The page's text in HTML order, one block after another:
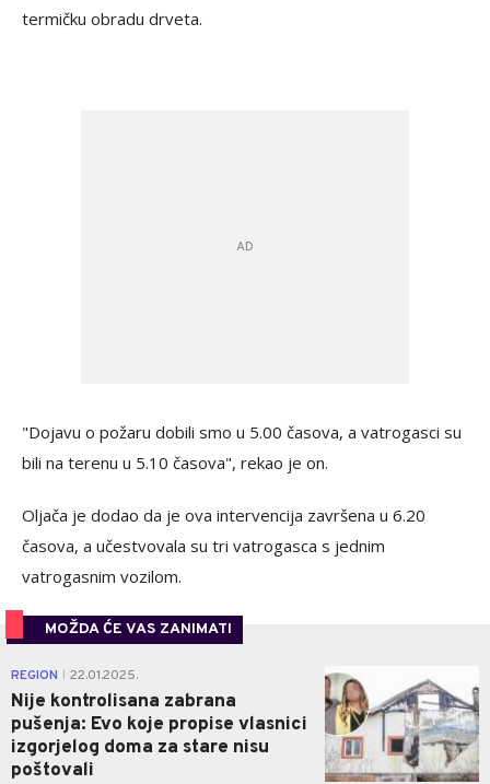
termičku obradu drveta.
"Dojavu o požaru dobili smo u 5.00 časova, a vatrogasci su
bili na terenu u 5.10 časova", rekao je on.
Oljača je dodao da je ova intervencija završena u 6.20
časova, a učestvovala su tri vatrogasca s jednim
vatrogasnim vozilom.
MOŽDA ĆE VAS ZANIMATI
REGION 22.01.2025.
Nije kontrolisana zabrana
pušenja: Evo koje propise vlasnici
izgorjelog doma za stare nisu
poštovali